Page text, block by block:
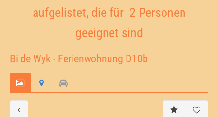
aufgelistet, die für 2 Personen
geeignet sind
Bi de Wyk - Ferienwohnung D10b